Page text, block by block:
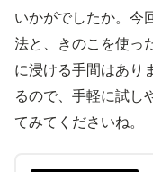
いかがでしたか。今
法と、きのこを使っ
に浸ける手間はあり
るので、手軽に試し
てみてくださいね。